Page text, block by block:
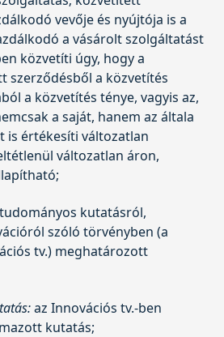
vevője és nyújtója is a
a vásárolt szolgáltatást
közvetíti úgy, hogy a
szerződésből a közvetítés
a közvetítés ténye, vagyis az,
a saját, hanem az általa
is értékesíti változatlan
változatlan áron,
kutatásról,
szóló törvényben (a
tv.) meghatározott
az Innovációs tv.-ben
kutatás;